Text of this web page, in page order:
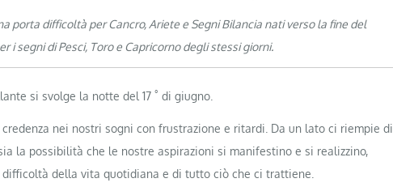
porta difficoltà per Cancro, Ariete e Segni Bilancia nati verso la fine del
i segni di Pesci, Toro e Capricorno degli stessi giorni.
si svolge la notte del 17 ° di giugno.
nei nostri sogni con frustrazione e ritardi. Da un lato ci riempie di
la possibilità che le nostre aspirazioni si manifestino e si realizzino,
della vita quotidiana e di tutto ciò che ci trattiene.